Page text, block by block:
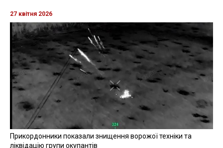
27 квітня 2026
Прикордонники показали знищення ворожої техніки та
ліквідацію групи окупантів